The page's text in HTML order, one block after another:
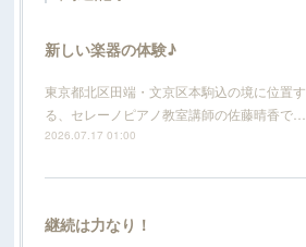
新しい楽器の体験♪
東京都北区田端・文京区本駒込の境に位置す
る、セレーノピアノ教室講師の佐藤晴香で…
2026.07.17 01:00
継続は力なり！